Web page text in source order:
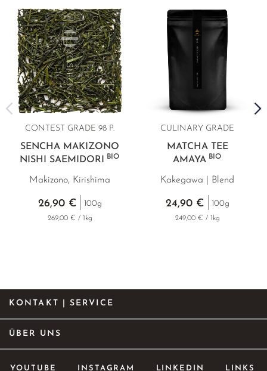
CONTEST GRADE 98 P.
SENCHA MAKIZONO
NISHI SAEMIDORI
BIO
Makizono, Kirishima
26,90 € 100g
269,00 € / 1kg
CULINARY GRADE
MATCHA TEE
AMAYA BIO
Kakegawa | Blend
24,90 € 100g
249,00 € / 1kg
KONTAKT | SERVICE
ÜBER UNS
YOUTUBE INSTAGRAM LINKEDIN LINKS